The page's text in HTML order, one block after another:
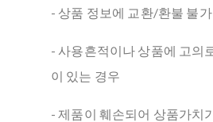
- 상품 정보에 교환/환불 불
- 사용흔적이나 상품에 고의
이 있는 경우
- 제품이 훼손되어 상품가치